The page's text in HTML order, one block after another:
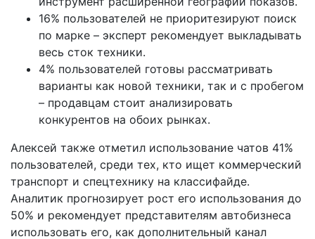
16% пользователей не приоритезируют поиск
по марке – эксперт рекомендует выкладывать
весь сток техники.
4% пользователей готовы рассматривать
варианты как новой техники, так и с пробегом
– продавцам стоит анализировать
конкурентов на обоих рынках.
Алексей также отметил использование чатов 41%
пользователей, среди тех, кто ищет коммерческий
транспорт и спецтехнику на классифайде.
Аналитик прогнозирует рост его использования до
50% и рекомендует представителям автобизнеса
использовать его, как дополнительный канал